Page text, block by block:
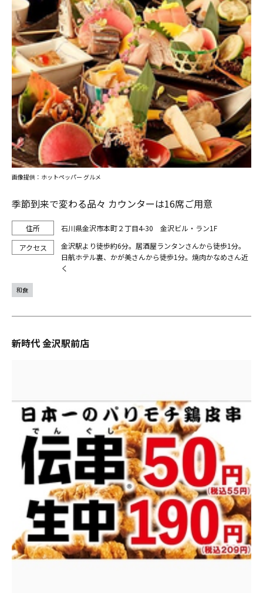
季節到来で変わる品々 カウンターは16席ご用意
石川県金沢市本町２丁目4-30 金沢ビル・ラン1F
金沢駅より徒歩約6分。居酒屋ランタンさんから徒歩1分。
日航ホテル裏、かが美さんから徒歩1分。焼肉かなめさん近
く
画像提供：ホットペッパー グルメ
和食
新時代 金沢駅前店